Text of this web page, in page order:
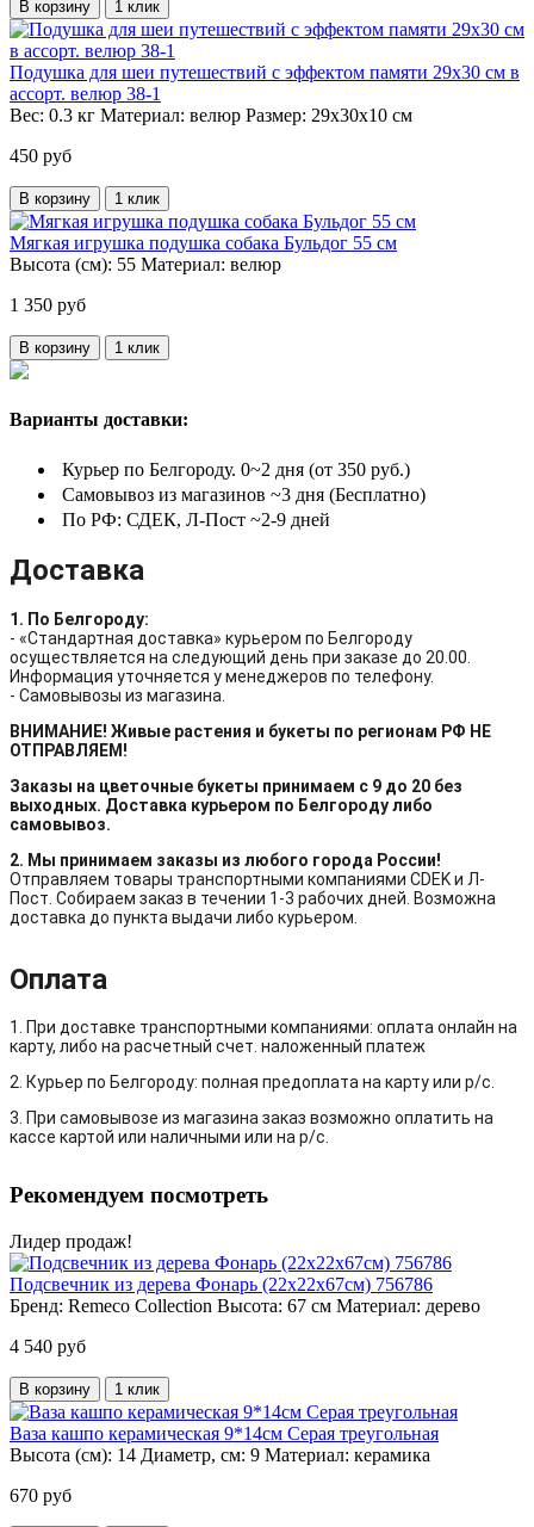
В корзину 1 клик
Подушка для шеи путешествий с эффектом памяти 29х30 см в
ассорт. велюр 38-1
Вес: 0.3 кг Материал: велюр Размер: 29х30х10 см
450 руб
В корзину 1 клик
Мягкая игрушка подушка собака Бульдог 55 см
Высота (см): 55 Материал: велюр
1 350 руб
В корзину 1 клик
Варианты доставки:
Курьер по Белгороду. 0~2 дня (от 350 руб.)
Самовывоз из магазинов ~3 дня (Бесплатно)
По РФ: СДЕК, Л-Пост ~2-9 дней
Доставка
1. По Белгороду:
- «Стандартная доставка» курьером по Белгороду
осуществляется на следующий день при заказе до 20.00.
Информация уточняется у менеджеров по телефону.
- Самовывозы из магазина.
ВНИМАНИЕ! Живые растения и букеты по регионам РФ НЕ
ОТПРАВЛЯЕМ!
Заказы на цветочные букеты принимаем с 9 до 20 без
выходных. Доставка курьером по Белгороду либо
самовывоз.
2. Мы принимаем заказы из любого города России!
Отправляем товары транспортными компаниями CDEK и Л-
Пост. Собираем заказ в течении 1-3 рабочих дней. Возможна
доставка до пункта выдачи либо курьером.
Оплата
1. При доставке транспортными компаниями: оплата онлайн на
карту, либо на расчетный счет. наложенный платеж
2. Курьер по Белгороду: полная предоплата на карту или р/с.
3. При самовывозе из магазина заказ возможно оплатить на
кассе картой или наличными или на р/с.
Рекомендуем посмотреть
Лидер продаж!
Подсвечник из дерева Фонарь (22х22х67см) 756786
Бренд: Remeco Collection Высота: 67 см Материал: дерево
4 540 руб
В корзину 1 клик
Ваза кашпо керамическая 9*14см Серая треугольная
Высота (см): 14 Диаметр, см: 9 Материал: керамика
670 руб